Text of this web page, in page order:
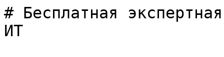
# Бесплатная
ИТ